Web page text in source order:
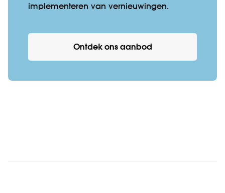
implementeren van vernieuwingen.
Ontdek ons aanbod